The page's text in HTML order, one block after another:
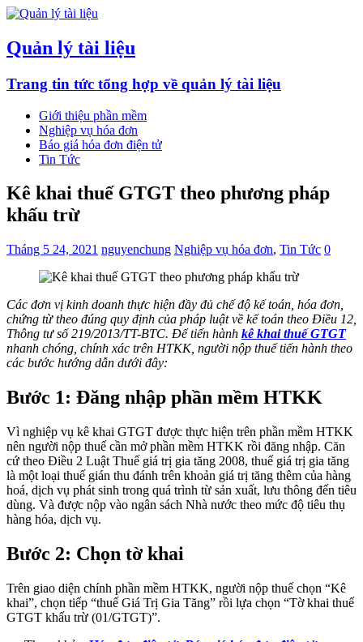
Quản lý tài liệu
Trang tin tức tổng hợp về quản lý tài liệu
Giới thiệu phần mềm
Nghiệp vụ hóa đơn
Báo giá hóa đơn điện tử
Tin Tức
Kê khai thuế GTGT theo phương pháp
khấu trừ
Tháng 5 24, 2021 nguyenchung Nghiệp vụ hóa đơn, Tin Tức 0
Các đơn vị kinh doanh thực hiện đầy đủ chế độ kế toán, hóa đơn,
chứng từ theo đúng quy định của pháp luật về kế toán theo Điều 12,
Thông tư số 219/2013/TT-BTC. Để tiến hành kê khai thuế GTGT
nhanh chóng, chính xác trên HTKK, người nộp thuế tiến hành theo
các bước hướng dẫn dưới đây:
Bước 1: Đăng nhập phần mềm HTKK
Vì nghiệp vụ kê khai GTGT được thực hiện trên phần mềm HTKK
nên người nộp thuế cần mở phần mềm HTKK rồi đăng nhập. Căn
cứ theo Điều 2 Luật Thuế giá trị gia tăng 2008, thuế giá trị gia tăng
là một loại thuế gián thu đánh trên khoản giá trị tăng thêm của hàng
hoá, dịch vụ phát sinh trong quá trình từ sản xuất, lưu thông đến tiêu
dùng. Và được nộp vào ngân sách Nhà nước theo mức độ tiêu thụ
hàng hóa, dịch vụ.
Bước 2: Chọn tờ khai
Trên giao diện chính phần mềm HTKK, người nộp thuế chọn “Kê
khai”, chọn tiếp “thuế Giá Trị Gia Tăng” rồi lựa chọn “Tờ khai thuế
GTGT khấu trừ (01/GTGT)”.